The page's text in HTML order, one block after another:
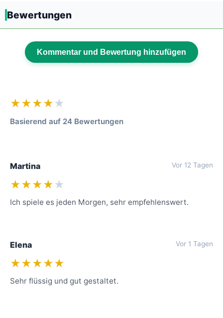
Bewertungen
Kommentar und Bewertung hinzufügen
★★★★ ★
Basierend auf 24 Bewertungen
Martina Vor 12 Tagen
★★★★ ★
Ich spiele es jeden Morgen, sehr empfehlenswert.
Elena Vor 1 Tagen
★★★★★
Sehr flüssig und gut gestaltet.